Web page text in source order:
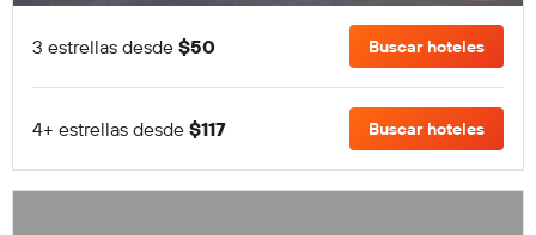
3 estrellas desde $50 Buscar hoteles
4+ estrellas desde $117 Buscar hoteles